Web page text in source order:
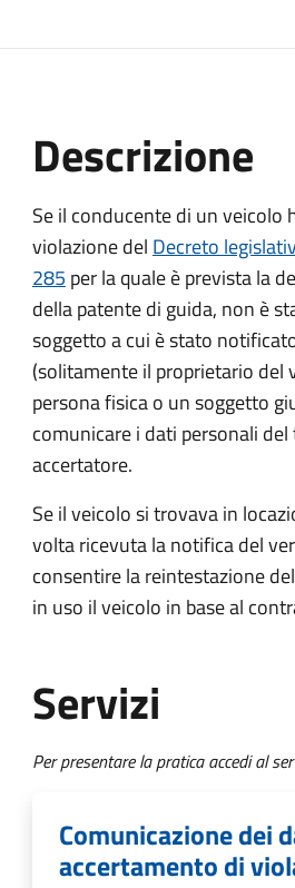
Descrizione
Se il conducente di un veicolo
violazione del Decreto
285 per la quale è prevista la
della patente di guida, non è
soggetto a cui è stato
(solitamente il proprietario del
persona fisica o un soggetto
comunicare i dati personali
accertatore.
Se il veicolo si trovava in
volta ricevuta la notifica del
consentire la reintestazione
in uso il veicolo in base al
Servizi
Per presentare la pratica accedi al
Comunicazione dei
accertamento di